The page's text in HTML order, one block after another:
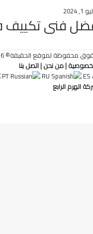
2024
فنى تكييف
محفوظة لموقع الحقيقة© 2026
|من نحن|اتصل بنا
PT RU
ES
الهرم الرابع